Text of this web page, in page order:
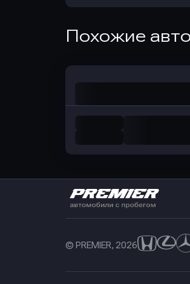
в Совкомбанк
Похожие
© PREMIER, 2026